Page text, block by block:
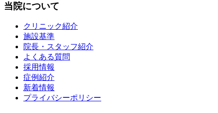
当院について
クリニック紹介
施設基準
院長・スタッフ紹介
よくある質問
採用情報
症例紹介
新着情報
プライバシーポリシー